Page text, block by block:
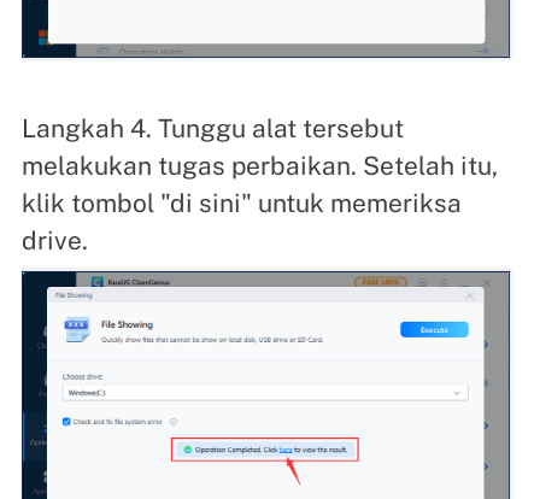
Langkah 4. Tunggu alat tersebut
melakukan tugas perbaikan. Setelah itu,
klik tombol "di sini" untuk memeriksa
drive.